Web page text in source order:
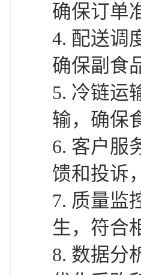
确保订单
4. 配送调
确保副食
5. 冷链运
输，确保
6. 客户服
馈和投诉
7. 质量监
生，符合
8. 数据分